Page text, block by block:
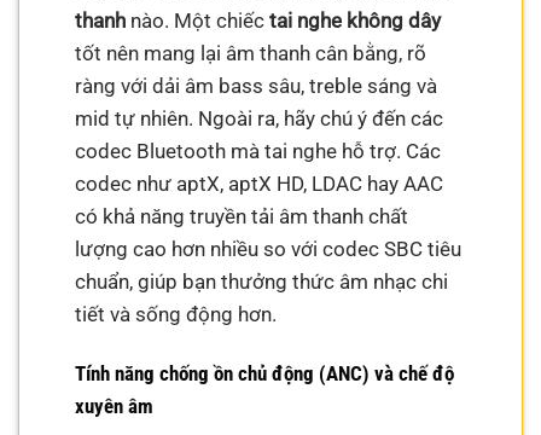
thanh nào. Một chiếctai nghe không dây
tốt nên mang lại âm thanh cân bằng, rõ
ràng với dải âm bass sâu, treble sáng và
mid tự nhiên. Ngoài ra, hãy chú ý đến các
codec Bluetooth mà tai nghe hỗ trợ. Các
codec như aptX, aptX HD, LDAC hay AAC
có khả năng truyền tải âm thanh chất
lượng cao hơn nhiều so với codec SBC tiêu
chuẩn, giúp bạn thưởng thức âm nhạc chi
tiết và sống động hơn.
Tính năng chống ồn chủ động (ANC) và chế độ
xuyên âm